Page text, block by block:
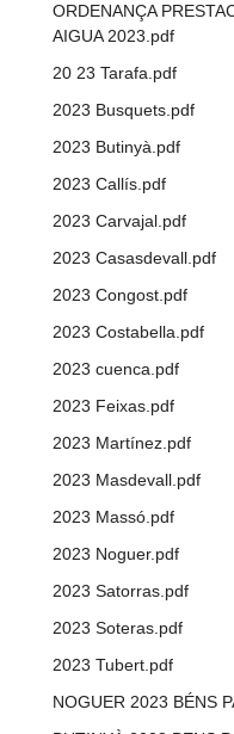
ORDENANÇA
AIGUA 2023.pdf
20 23 Tarafa.pdf
2023 Busquets.pdf
2023 Butinyà.pdf
2023 Callís.pdf
2023 Carvajal.pdf
2023 Casasdevall.pdf
2023 Congost.pdf
2023 Costabella.pdf
2023 cuenca.pdf
2023 Feixas.pdf
2023 Martínez.pdf
2023 Masdevall.pdf
2023 Massó.pdf
2023 Noguer.pdf
2023 Satorras.pdf
2023 Soteras.pdf
2023 Tubert.pdf
NOGUER 2023 BÉNS